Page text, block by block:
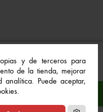
y de terceros para
de la tienda, mejorar
analítica. Puede aceptar,
los derechos